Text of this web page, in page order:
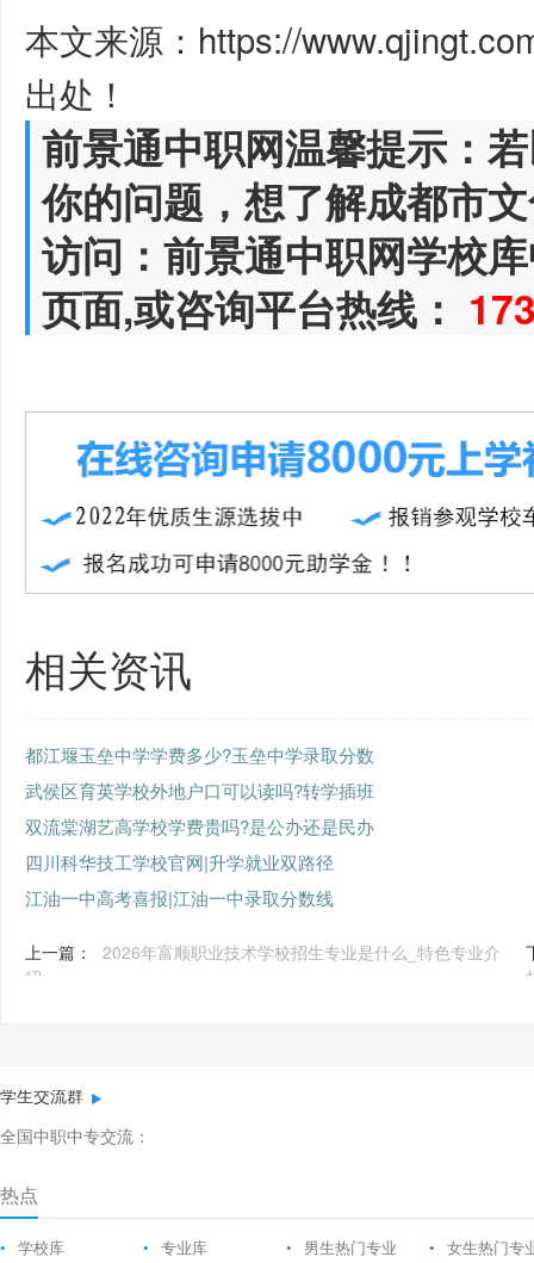
本文来源：https://
出处！
前景通中职网温馨提示：
你的问题，想了解成都市
访问：前景通中职网学校
页面,或咨询平台热线：
相关资讯
都江堰玉垒中学学费多少?玉垒中学录取分数
武侯区育英学校外地户口可以读吗?转学插班
双流棠湖艺高学校学费贵吗?是公办还是民办
四川科华技工学校官网|升学就业双路径
江油一中高考喜报|江油一中录取分数线
上一篇：
2026年富顺职业技术学校招生专业是什么_特色专业介
绍
学生交流群
全国中职中专交流：
热点
• 学校库 • 专业库 • 男生热门专业 • 女生热门专